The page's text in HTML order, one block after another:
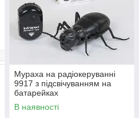
Мураха на радіокеруванні
9917 з підсвічуванням на
батарейках
В наявності